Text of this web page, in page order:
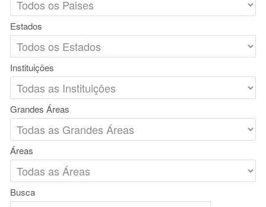
Estados
Instituições
Grandes Áreas
Áreas
Busca